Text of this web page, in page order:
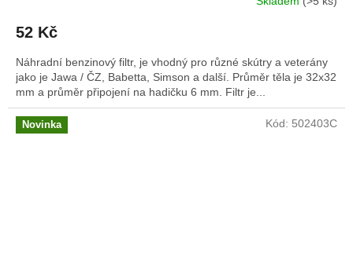
52 Kč
Náhradní benzinový filtr, je vhodný pro různé skútry a veterány
jako je Jawa / ČZ, Babetta, Simson a další. Průměr těla je 32x32
mm a průměr připojení na hadičku 6 mm. Filtr je...
Novinka Kód: 502403C